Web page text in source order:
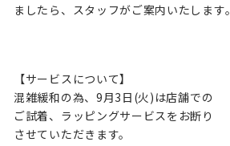
ましたら、スタッフがご案内いたします。
【サービスについて】
混雑緩和の為、9⽉3⽇(⽕)は店舗での
ご試着、ラッピングサービスをお断り
させていただきます。